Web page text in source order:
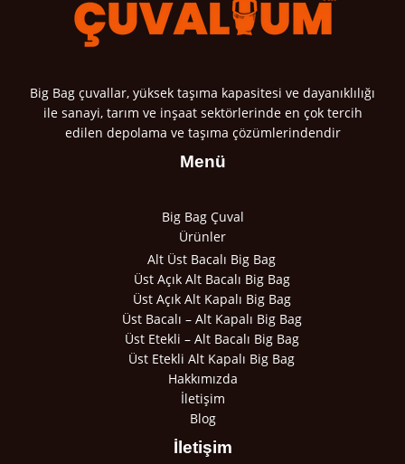
Big Bag çuvallar, yüksek taşıma kapasitesi ve dayanıklılığı
ile sanayi, tarım ve inşaat sektörlerinde en çok tercih
edilen depolama ve taşıma çözümlerindendir
Menü
Big Bag Çuval
Ürünler
Alt Üst Bacalı Big Bag
Üst Açık Alt Bacalı Big Bag
Üst Açık Alt Kapalı Big Bag
Üst Bacalı – Alt Kapalı Big Bag
Üst Etekli – Alt Bacalı Big Bag
Üst Etekli Alt Kapalı Big Bag
Hakkımızda
İletişim
Blog
İletişim